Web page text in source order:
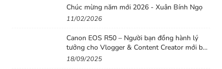
Độ phân giải tuyệt đẹp trong thân hình nhỏ gọn
Hai phần tử thấu kính XA (phi cầu cực đại) trong thiết kế
Chúc mừng năm mới 2026 - Xuân Bính Ngọ
11/02/2026
Canon EOS R50 – Người bạn đồng hành lý
tưởng cho Vlogger & Content Creator mới bắt
đầu
18/09/2025